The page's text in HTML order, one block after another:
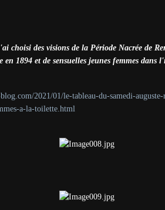
choisi des visions de la Période Nacrée de
en 1894 et de sensuelles jeunes femmes
2021/01/le-tableau-du-samedi-
a-la-toilette.html